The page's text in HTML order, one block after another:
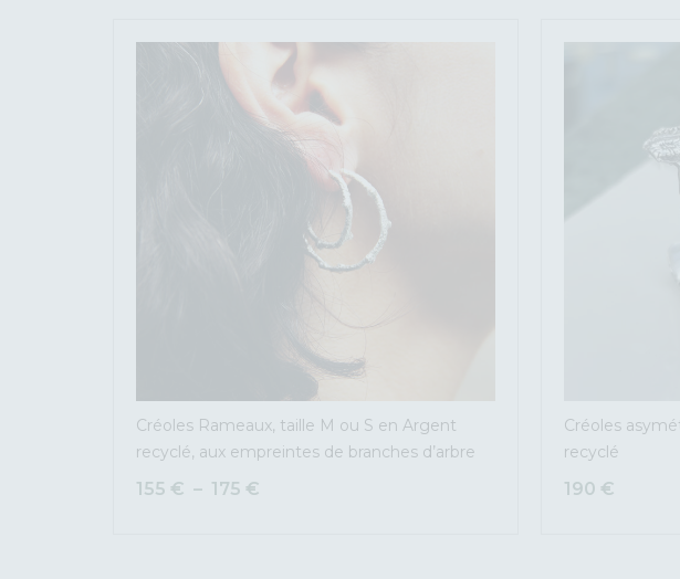
Créoles Rameaux, taille M ou S en Argent
recyclé, aux empreintes de branches d’arbre
155 € – 175 €
Créoles
recyclé
190 €